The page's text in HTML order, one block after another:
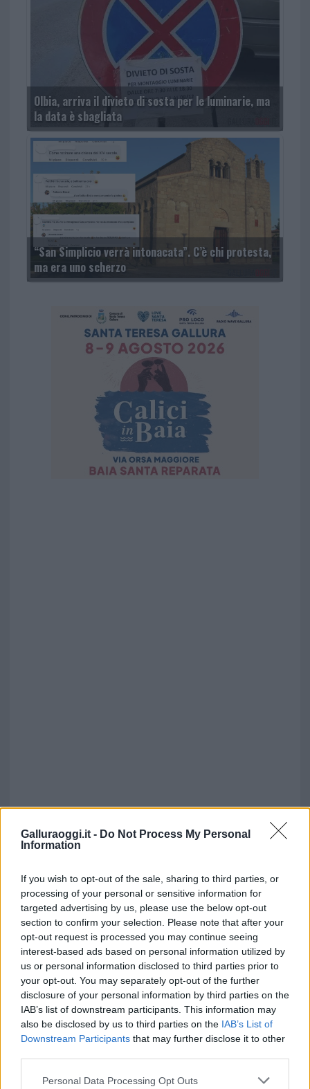
Galluraoggi.it - Do Not Process My Personal
Information
If you wish to opt-out of the sale, sharing to third parties, or
processing of your personal or sensitive information for
targeted advertising by us, please use the below opt-out
section to confirm your selection. Please note that after your
opt-out request is processed you may continue seeing
interest-based ads based on personal information utilized by
us or personal information disclosed to third parties prior to
your opt-out. You may separately opt-out of the further
disclosure of your personal information by third parties on the
IAB’s list of downstream participants. This information may
also be disclosed by us to third parties on the IAB’s List of
Downstream Participants that may further disclose it to other
Please note that this website/app uses one or more Google
Personal Data Processing Opt Outs
Olbia, arriva il divieto di sosta per le luminarie, ma
la data è sbagliata
“San Simplicio verrà intonacata”. C’è chi protesta,
ma era uno scherzo
TEMI: Coppa America Luna Rossa New Zeeland
Inviaci le tue segnalazioni,
i tuoi video e le tue foto
Su WhatsApp al numero +39
345 356 7512